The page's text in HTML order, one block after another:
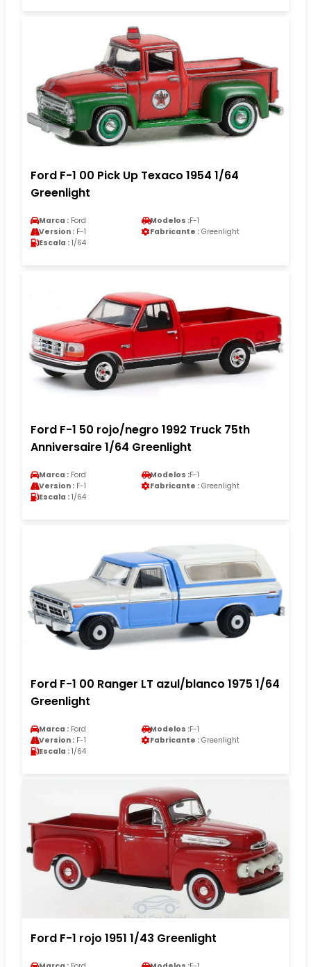
Ford F-1 00 Pick Up Texaco 1954 1/64
Greenlight
Marca : Ford Modelos :F-1
Version : F-1 Fabricante : Greenlight
Escala : 1/64
Ford F-1 50 rojo/negro 1992 Truck 75th
Anniversaire 1/64 Greenlight
Marca : Ford Modelos :F-1
Version : F-1 Fabricante : Greenlight
Escala : 1/64
Ford F-1 00 Ranger LT azul/blanco 1975 1/64
Greenlight
Marca : Ford Modelos :F-1
Version : F-1 Fabricante : Greenlight
Escala : 1/64
Ford F-1 rojo 1951 1/43 Greenlight